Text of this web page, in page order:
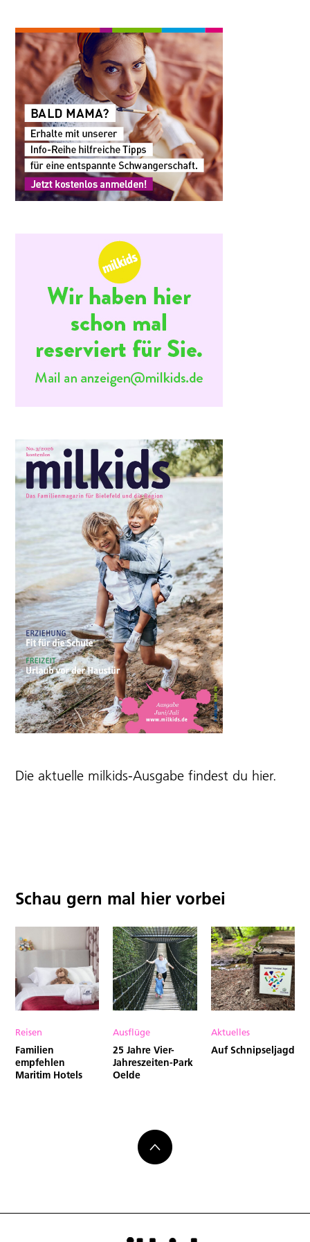
Die aktuelle milkids-Ausgabe findest du hier.
Schau gern mal hier vorbei
Reisen
Familien
empfehlen
Maritim Hotels
Ausflüge
25 Jahre Vier-
Jahreszeiten-Park
Oelde
Aktuelles
Auf Schnipseljagd